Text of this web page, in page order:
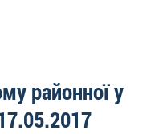
районної у